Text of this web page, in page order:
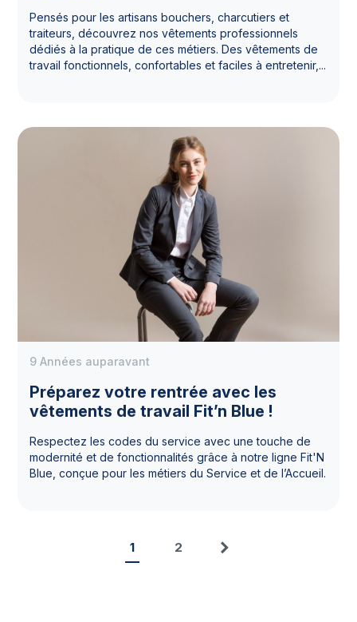
Pensés pour les artisans bouchers, charcutiers et
traiteurs, découvrez nos vêtements professionnels
dédiés à la pratique de ces métiers. Des vêtements de
travail fonctionnels, confortables et faciles à entretenir,...
Préparez votre rentrée avec les
vêtements de travail Fit’n Blue !
9 Années auparavant
Respectez les codes du service avec une touche de
modernité et de fonctionnalités grâce à notre ligne Fit'N
Blue, conçue pour les métiers du Service et de l’Accueil.
1 2 Suivant